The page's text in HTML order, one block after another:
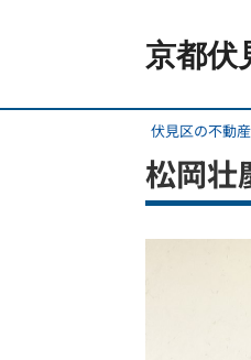
京都伏
伏見区の不動
松岡壮